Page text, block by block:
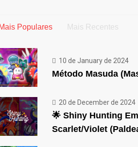
Populares Mais Recentes
10 de January de 2024
Método Masuda
20 de December de 2024
🌟 Shiny Hunting
Scarlet/Violet